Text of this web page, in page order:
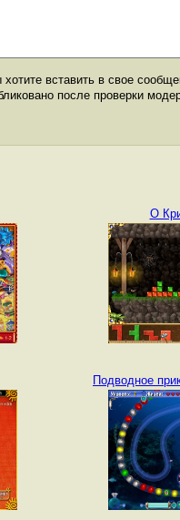
вставить в свое
после проверки
О
Подводное